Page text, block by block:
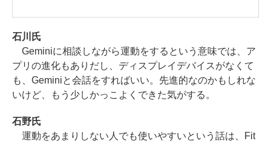
石川氏
Geminiに相談しながら運動をするという意味では、ア
プリの進化もありだし、ディスプレイデバイスがなくて
も、Geminiと会話をすればいい。先進的なのかもしれな
いけど、もう少しかっこよくできた気がする。
石野氏
運動をあまりしない人でも使いやすいという話は、Fit